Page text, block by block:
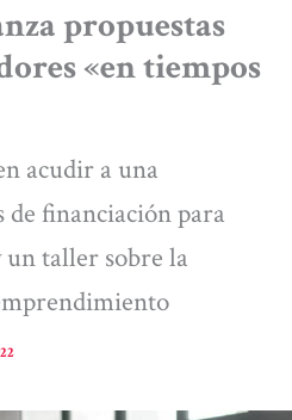
propuestas
«en tiempos
acudir a una
de financiación para
taller sobre la